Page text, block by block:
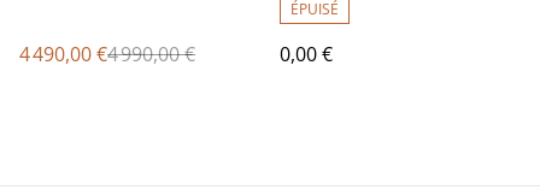
4 490,00 €4 990,00 €
ÉPUISÉ
0,00 €